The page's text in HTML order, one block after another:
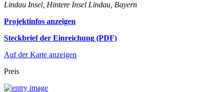
Lindau Insel, Hintere Insel Lindau, Bayern
Projektinfos anzeigen
Steckbrief der Einreichung (PDF)
Auf der Karte anzeigen
Preis